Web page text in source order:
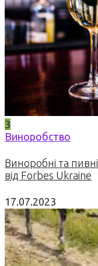
3
Виноробство
Виноробні та
від Forbes Ukraine
17.07.2023